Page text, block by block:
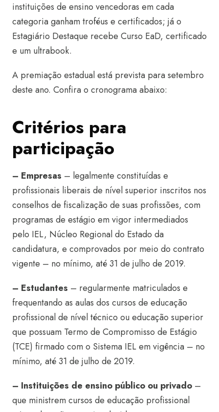
instituições de ensino vencedoras em cada
categoria ganham troféus e certificados; já o
Estagiário Destaque recebe Curso EaD, certificado
e um ultrabook.
A premiação estadual está prevista para setembro
deste ano. Confira o cronograma abaixo:
Critérios para
participação
– Empresas – legalmente constituídas e
profissionais liberais de nível superior inscritos nos
conselhos de fiscalização de suas profissões, com
programas de estágio em vigor intermediados
pelo IEL, Núcleo Regional do Estado da
candidatura, e comprovados por meio do contrato
vigente – no mínimo, até 31 de julho de 2019.
– Estudantes – regularmente matriculados e
frequentando as aulas dos cursos de educação
profissional de nível técnico ou educação superior
que possuam Termo de Compromisso de Estágio
(TCE) firmado com o Sistema IEL em vigência – no
mínimo, até 31 de julho de 2019.
– Instituições de ensino público ou privado –
que ministrem cursos de educação profissional